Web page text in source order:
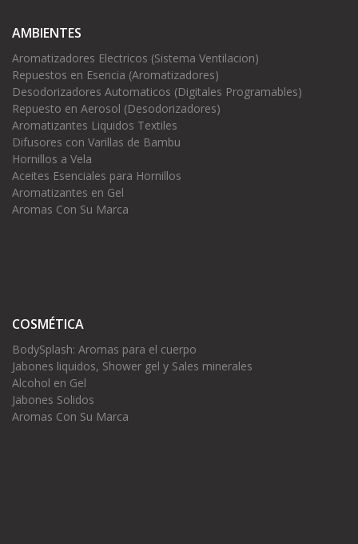
AMBIENTES
Aromatizadores Electricos (Sistema Ventilacion)
Repuestos en Esencia (Aromatizadores)
Desodorizadores Automaticos (Digitales Programables)
Repuesto en Aerosol (Desodorizadores)
Aromatizantes Liquidos Textiles
Difusores con Varillas de Bambu
Hornillos a Vela
Aceites Esenciales para Hornillos
Aromatizantes en Gel
Aromas Con Su Marca
COSMÉTICA
BodySplash: Aromas para el cuerpo
Jabones liquidos, Shower gel y Sales minerales
Alcohol en Gel
Jabones Solidos
Aromas Con Su Marca